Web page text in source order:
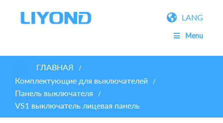
LANG
Menu
ГЛАВНАЯ /
Комплектующие для выключателей /
Панель выключателя /
VS1 выключатель лицевая панель